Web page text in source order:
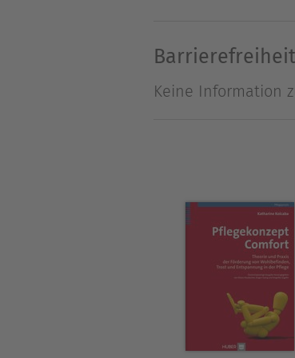
lauten "Was sollen
meine
Keine Information